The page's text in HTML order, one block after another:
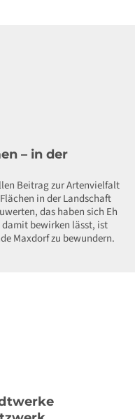
– in der
Beitrag zur Artenvielfalt
in der Landschaft
das haben sich Eh
damit bewirken lässt, ist
Maxdorf zu bewundern.